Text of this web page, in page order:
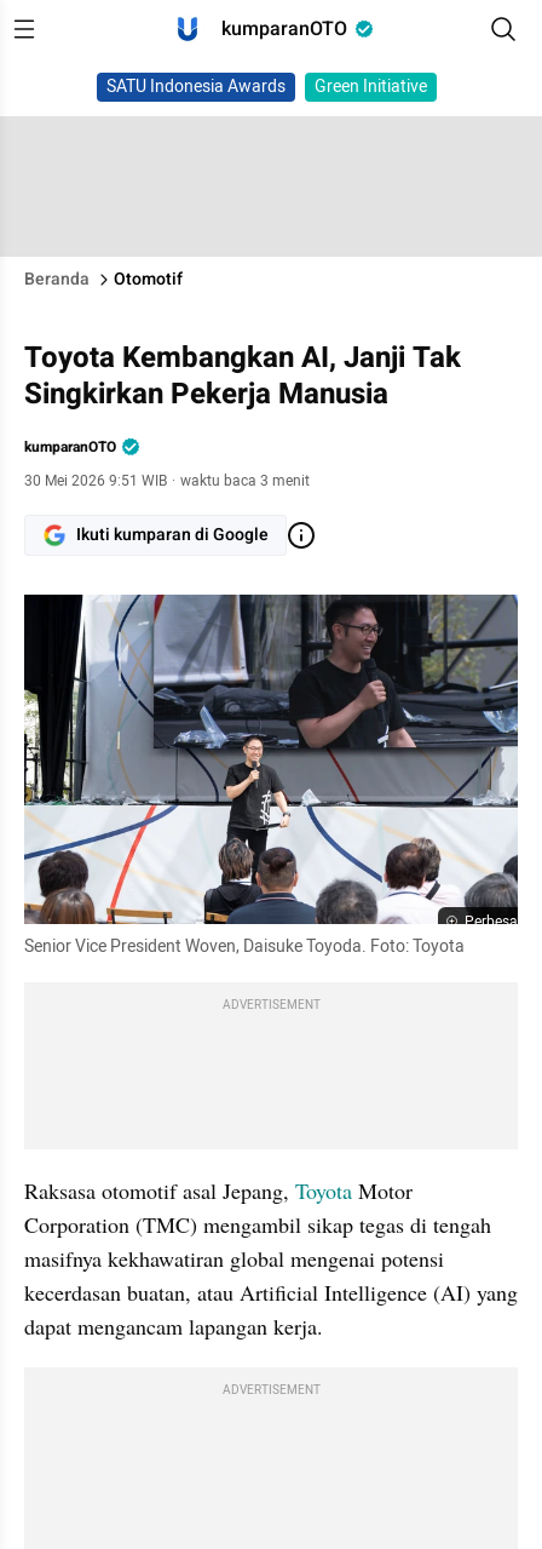
kumparanOTO
SATU Indonesia Awards Green Initiative
Beranda Otomotif
Toyota Kembangkan AI, Janji Tak
Singkirkan Pekerja Manusia
kumparanOTO
30 Mei 2026 9:51 WIB · waktu baca 3 menit
Ikuti kumparan di Google
Perbesar
Senior Vice President Woven, Daisuke Toyoda. Foto: Toyota
ADVERTISEMENT
Raksasa otomotif asal Jepang, Toyota Motor
Corporation (TMC) mengambil sikap tegas di tengah
masifnya kekhawatiran global mengenai potensi
kecerdasan buatan, atau Artificial Intelligence (AI) yang
dapat mengancam lapangan kerja.
ADVERTISEMENT